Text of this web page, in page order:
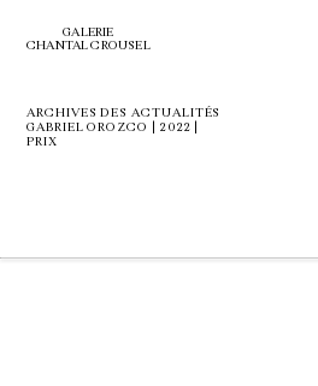
GALERIE
CHANTAL CROUSEL
ARCHIVES DES ACTUALITÉS
GABRIEL OROZCO | 2022 |
PRIX